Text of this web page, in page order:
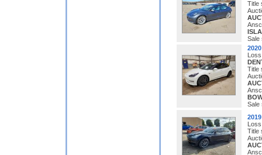
Title
Sale
Title
Sale
Title